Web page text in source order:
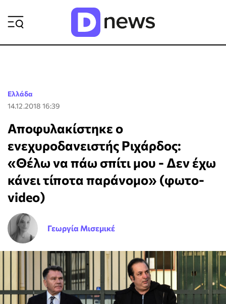
Ελλάδα
14.12.2018 16:39
Αποφυλακίστηκε ο
ενεχυροδανειστής Ριχάρδος:
«Θέλω να πάω σπίτι μου - Δεν έχω
κάνει τίποτα παράνομο» (φωτο-
video)
Γεωργία Μισεμικέ